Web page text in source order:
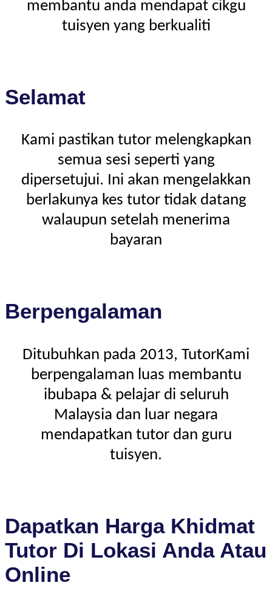
membantu anda mendapat cikgu
tuisyen yang berkualiti
Selamat
Kami pastikan tutor melengkapkan
semua sesi seperti yang
dipersetujui. Ini akan mengelakkan
berlakunya kes tutor tidak datang
walaupun setelah menerima
bayaran
Berpengalaman
Ditubuhkan pada 2013, TutorKami
berpengalaman luas membantu
ibubapa & pelajar di seluruh
Malaysia dan luar negara
mendapatkan tutor dan guru
tuisyen.
Dapatkan Harga Khidmat
Tutor Di Lokasi Anda Atau
Online